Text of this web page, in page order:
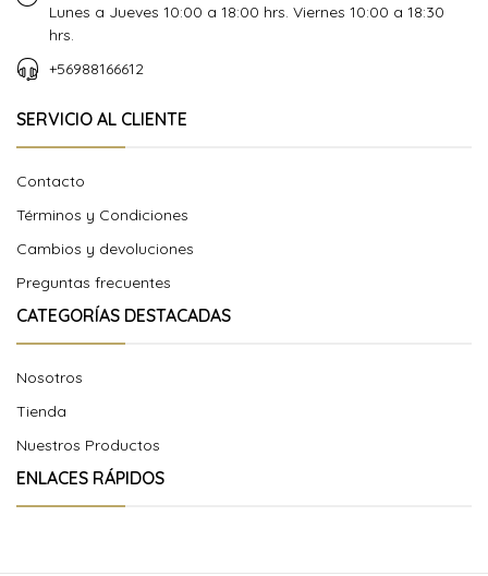
Lunes a Jueves 10:00 a 18:00 hrs. Viernes 10:00 a 18:30
hrs.
+56988166612
SERVICIO AL CLIENTE
Contacto
Términos y Condiciones
Cambios y devoluciones
Preguntas frecuentes
CATEGORÍAS DESTACADAS
Nosotros
Tienda
Nuestros Productos
ENLACES RÁPIDOS